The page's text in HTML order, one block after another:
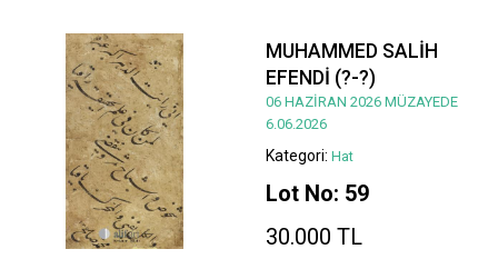
MUHAMMED SALİH
EFENDİ (?-?)
06 HAZİRAN 2026 MÜZAYEDE
6.06.2026
Kategori: Hat
Lot No: 59
30.000 TL